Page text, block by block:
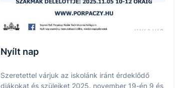
Nyílt nap
Szeretettel várjuk az iskolánk iránt érdeklődő
diákokat és szüleiket 2025. november 19-én 9 és